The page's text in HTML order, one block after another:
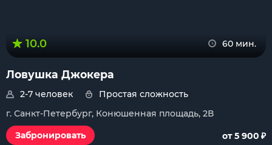
10.0 60 мин.
Ловушка Джокера
2-7 человек
Простая сложность
г. Санкт-Петербург, Конюшенная площадь, 2В
Забронировать
от 5 900 ₽